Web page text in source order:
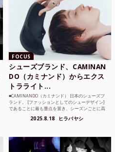
FOCUS
シューズブランド、CAMINAN
DO（カミナンド）からエクス
トラライト...
■CAMINANDO（カミナンド） 日本のシューズブ
ランド。 [ファッションとしてのシューデザイン]
であることに最も重点を置き、シーズンごとに高
2025.8.18 ヒラバヤシ